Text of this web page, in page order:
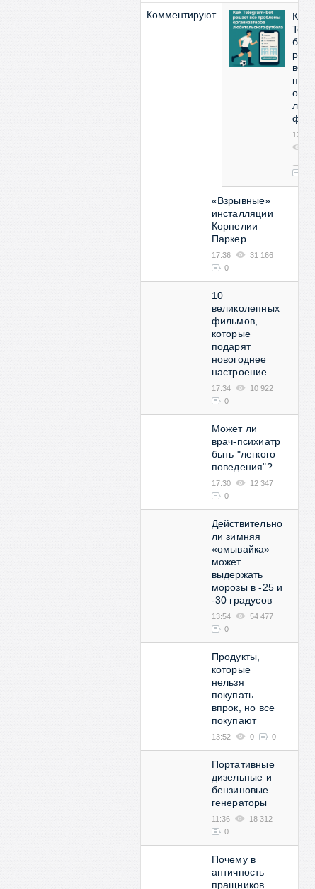
Комментируют
Как
бот
все
13:53
«Взрывные»
инсталляции
Корнелии
Паркер
17:36
31 166
0
10
великолепных
фильмов,
которые
подарят
новогоднее
настроение
17:34
10 922
0
Может ли
врач-психиатр
быть "легкого
поведения"?
17:30
12 347
0
Действительно
ли зимняя
«омывайка»
может
выдержать
морозы в -25 и
-30 градусов
13:54
54 477
0
Продукты,
которые
нельзя
покупать
впрок, но все
покупают
13:52 0 0
Портативные
дизельные и
бензиновые
генераторы
11:36
18 312
0
Почему в
античность
пращников